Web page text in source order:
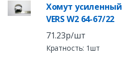
Хомут усиленный
VERS W2 64-67/22
71.23р/шт
Кратность: 1шт